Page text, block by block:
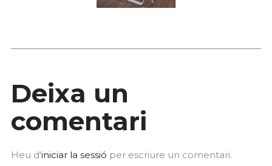
Deixa un
comentari
Heu d'iniciar la sessió per escriure un comentari.